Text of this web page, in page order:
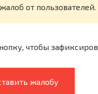
от пользователей.
чтобы
жалобу